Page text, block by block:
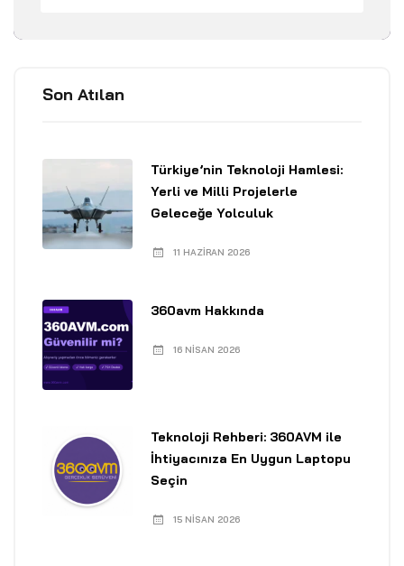
Son Atılan
Türkiye’nin Teknoloji Hamlesi:
Yerli ve Milli Projelerle
Geleceğe Yolculuk
11 HAZIRAN 2026
360avm Hakkında
16 NISAN 2026
Teknoloji Rehberi: 360AVM ile
İhtiyacınıza En Uygun Laptopu
Seçin
15 NISAN 2026